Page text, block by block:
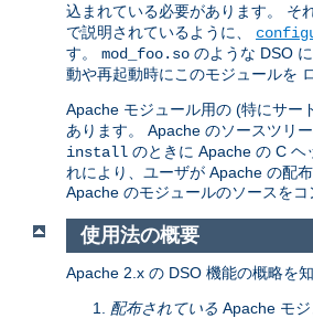
込まれている必要があります。 そ
で説明されているように、
す。 mod_foo.so のような DSO
動や再起動時にこのモジュールを
Apache モジュール用の (特にサー
あります。 Apache のソースツリ
install のときに Apache の C ヘ
れにより、ユーザが Apache の配
Apache のモジュールのソースをコ
使用法の概要
Apache 2.x の DSO 機能の概略を
配布されている Apache モ